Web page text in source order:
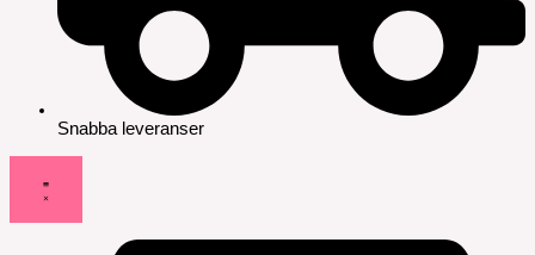
Snabba leveranser